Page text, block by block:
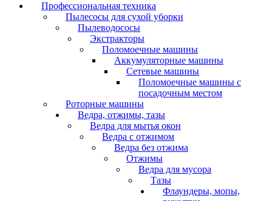
Профессиональная техника
Пылесосы для сухой уборки
Пылеводососы
Экстракторы
Поломоечные машины
Аккумуляторные машины
Сетевые машины
Поломоечные машины с
посадочным местом
Роторные машины
Ведра, отжимы, тазы
Ведра для мытья окон
Ведра с отжимом
Ведра без отжима
Отжимы
Ведра для мусора
Тазы
Флаундеры, мопы,